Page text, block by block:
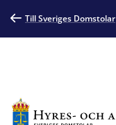
Till Sveriges Domstolar